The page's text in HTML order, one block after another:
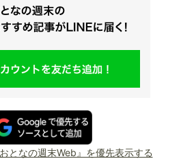
となの週末Web』を優先表示する